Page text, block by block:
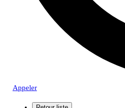
Appeler